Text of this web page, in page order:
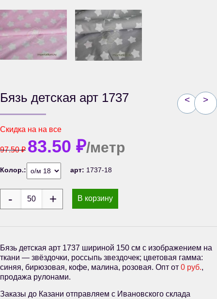
< >
Бязь детская арт 1737
Скидка на на все
97.50₽ 83.50 ₽/метр
Колор.: арт: 1737-18
В корзину
Бязь детская арт 1737 шириной 150 см с изображением на
ткани — звёздочки, россыпь звездочек; цветовая гамма:
синяя, бирюзовая, кофе, малина, розовая. Опт от 0 руб.,
продажа рулонами.
Заказы до Казани отправляем с Ивановского склада